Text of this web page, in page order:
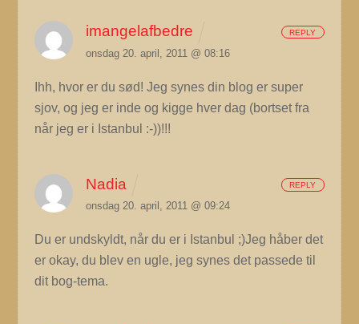
imangelafbedre
onsdag 20. april, 2011 @ 08:16
Ihh, hvor er du sød! Jeg synes din blog er super
sjov, og jeg er inde og kigge hver dag (bortset fra
når jeg er i Istanbul :-))!!!
REPLY
Nadia
onsdag 20. april, 2011 @ 09:24
Du er undskyldt, når du er i Istanbul ;)Jeg håber det
er okay, du blev en ugle, jeg synes det passede til
dit bog-tema.
REPLY